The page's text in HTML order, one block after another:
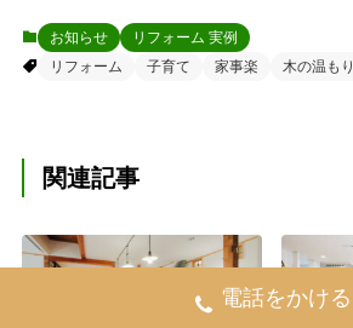
お知らせ
リフォーム 実例
リフォーム
子育て 家事楽 木の温もり
関連記事
電話をかける